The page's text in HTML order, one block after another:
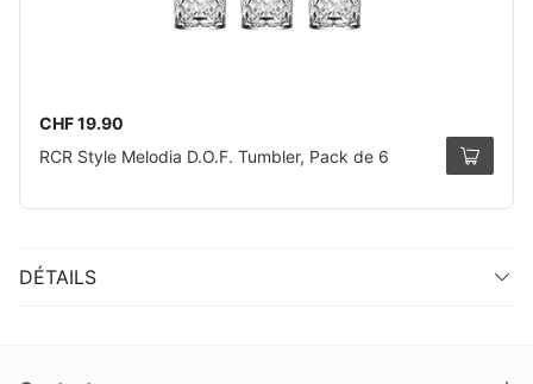
CHF 19.90
RCR Style Melodia D.O.F. Tumbler, Pack de 6
DÉTAILS